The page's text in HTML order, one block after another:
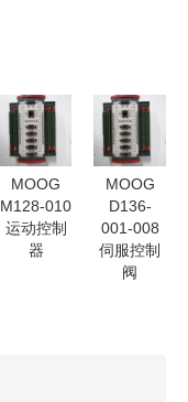
MOOG
M128-010
运动控制
器
MOOG
D136-
001-008
伺服控制
阀